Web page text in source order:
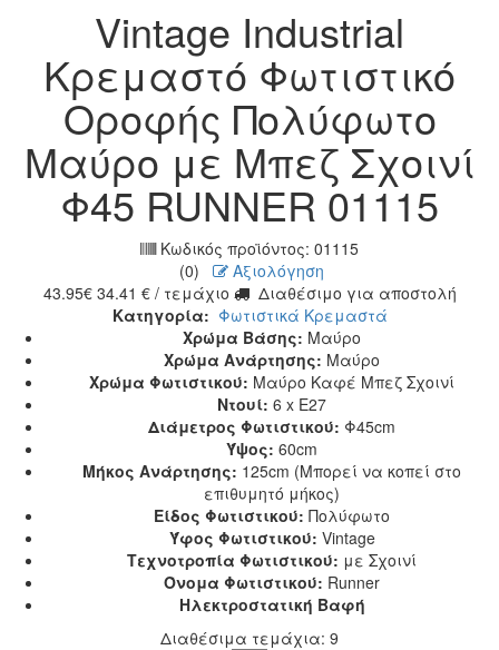
Vintage Industrial
Κρεμαστό Φωτιστικό
Οροφής Πολύφωτο
Μαύρο με Μπεζ Σχοινί
Φ45 RUNNER 01115
Κωδικός προϊόντος: 01115
(0)
Αξιολόγηση
43.95€ 34.41 € / τεμάχιο
Διαθέσιμο για αποστολή
Κατηγορία: Φωτιστικά Κρεμαστά
Χρώμα Βάσης: Μαύρο
Χρώμα Ανάρτησης: Μαύρο
Χρώμα Φωτιστικού: Μαύρο Καφέ Μπεζ Σχοινί
Ντουί: 6 x E27
Διάμετρος Φωτιστικού: Φ45cm
Ύψος: 60cm
Μήκος Ανάρτησης: 125cm (Μπορεί να κοπεί στο
επιθυμητό μήκος)
Είδος Φωτιστικού: Πολύφωτο
Ύφος Φωτιστικού: Vintage
Τεχνοτροπία Φωτιστικού: με Σχοινί
Όνομα Φωτιστικού: Runner
Ηλεκτροστατική Βαφή
Διαθέσιμα τεμάχια: 9